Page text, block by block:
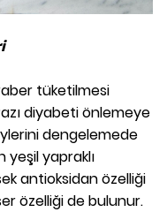
tüketilmesi
diyabeti önlemeye
dengelemede
yeşil yapraklı
antioksidan özelliği
özelliği de bulunur.